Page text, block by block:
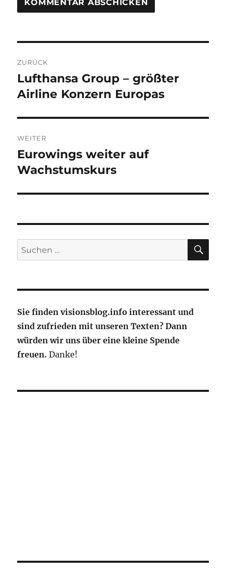
ZURÜCK
Vorheriger
Beitrag:
Lufthansa Group – größter
Airline Konzern Europas
WEITER
Nächster
Beitrag:
Eurowings weiter auf
Wachstumskurs
Suche
nach:
Sie finden visionsblog.info interessant und
sind zufrieden mit unseren Texten? Dann
würden wir uns über eine kleine Spende
freuen. Danke!